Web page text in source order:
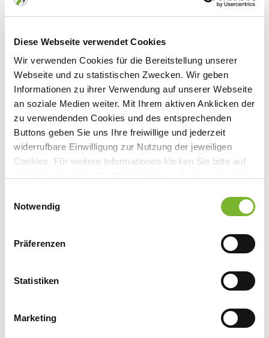
Diese Webseite verwendet Cookies
Wir verwenden Cookies für die Bereitstellung unserer
Webseite und zu statistischen Zwecken. Wir geben
Informationen zu ihrer Verwendung auf unserer Webseite
an soziale Medien weiter. Mit Ihrem aktiven Anklicken der
zu verwendenden Cookies und des entsprechenden
Buttons geben Sie uns Ihre freiwillige und jederzeit
widerrufbare Einwilligung zur Nutzung der jeweiligen
Cookies. Für weitere Informationen klicken Sie bitte auf
Datenschutzerklärung
Notwendig
Präferenzen
Statistiken
Marketing
Abonnementmodelle, Preise gestaffelt
Veranstaltungsort:
Springer Medizin Verlag GmbH -
Onlineveranstaltung
Europaplatz 3, 69115 Heidelberg
Anbieter:
Ansprechpartner:
Europaplatz 3